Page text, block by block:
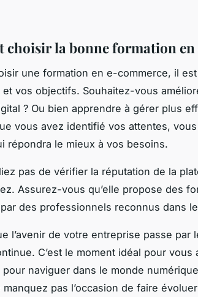
choisir la bonne formation en
une formation en e-commerce, il
vos objectifs. Souhaitez-vous
? Ou bien apprendre à gérer plus
vous avez identifié vos attentes,
répondra le mieux à vos besoins.
pas de vérifier la réputation de la
Assurez-vous qu’elle propose des
des professionnels reconnus dans
l’avenir de votre entreprise passe par
C’est le moment idéal pour vous
pour naviguer dans le monde
manquez pas l’occasion de faire